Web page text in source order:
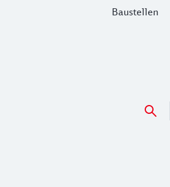
Baustellen